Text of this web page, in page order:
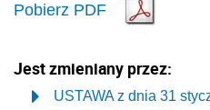
Pobierz PDF
Jest zmieniany przez:
USTAWA z dnia 31